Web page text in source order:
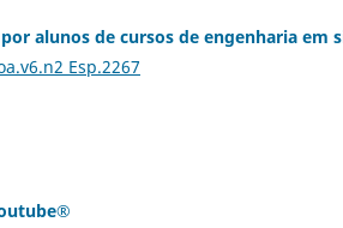
alunos de cursos de engenharia em
Esp.2267